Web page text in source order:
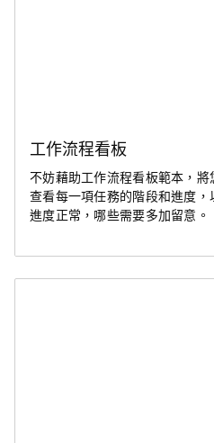
工作流程看板
不妨藉助工作流程看板範本，
查看每一項任務的階段和進度
進度正常，哪些需要多加留意。